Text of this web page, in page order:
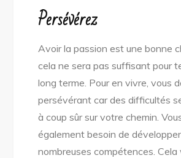
Persévérez
Avoir la passion est une bonne
cela ne sera pas suffisant pour
long terme. Pour en vivre, vous
persévérant car des difficultés
à coup sûr sur votre chemin.
également besoin de
nombreuses compétences. Cela